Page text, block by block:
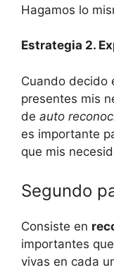
Hagamos lo
Estrategia 2.
Cuando decido
presentes mis
de auto
es importante
que mis
Segundo
Consiste en
importantes
vivas en cada